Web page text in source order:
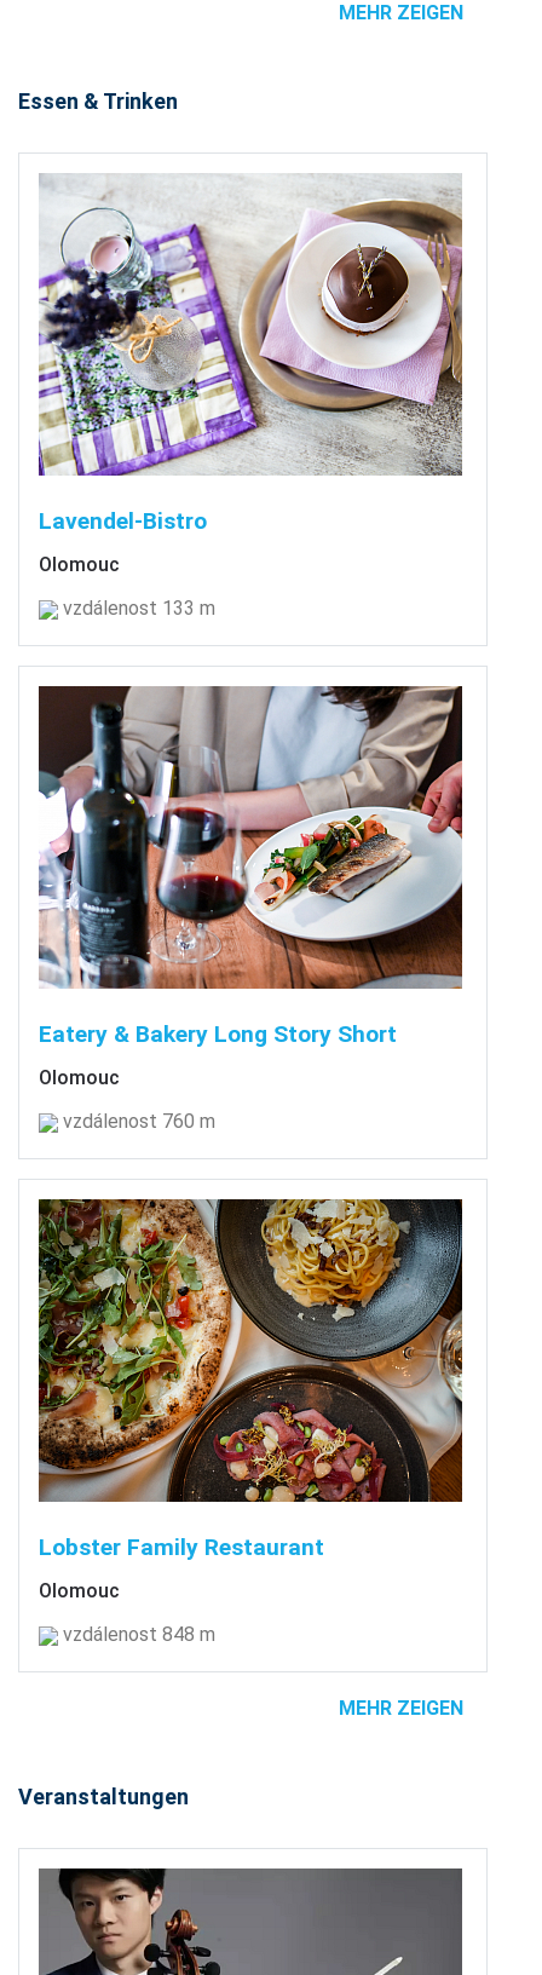
MEHR ZEIGEN
Essen & Trinken
Lavendel-Bistro
Olomouc
vzdálenost 133 m
Eatery & Bakery Long Story Short
Olomouc
vzdálenost 760 m
Lobster Family Restaurant
Olomouc
vzdálenost 848 m
MEHR ZEIGEN
Veranstaltungen